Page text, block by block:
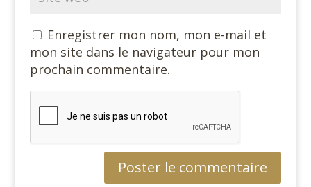
Enregistrer mon nom, mon e-mail et
mon site dans le navigateur pour mon
prochain commentaire.